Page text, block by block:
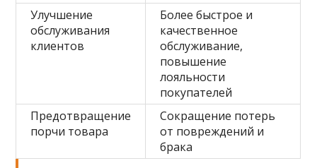
Улучшение
обслуживания
клиентов
Более быстрое и
качественное
обслуживание,
повышение
лояльности
покупателей
Предотвращение
порчи товара
Сокращение потерь
от повреждений и
брака